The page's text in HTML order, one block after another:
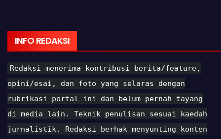
INFO REDAKSI
Redaksi menerima kontribusi berita/feature,
opini/esai, dan foto yang selaras dengan
rubrikasi portal ini dan belum pernah tayang
di media lain. Teknik penulisan sesuai kaedah
jurnalistik. Redaksi berhak menyunting konten